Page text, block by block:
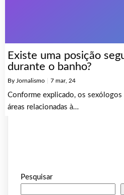
Existe uma posição
durante o banho?
By Jornalismo 7 mar, 24
Conforme explicado, os sexólogos
áreas relacionadas à…
Pesquisar